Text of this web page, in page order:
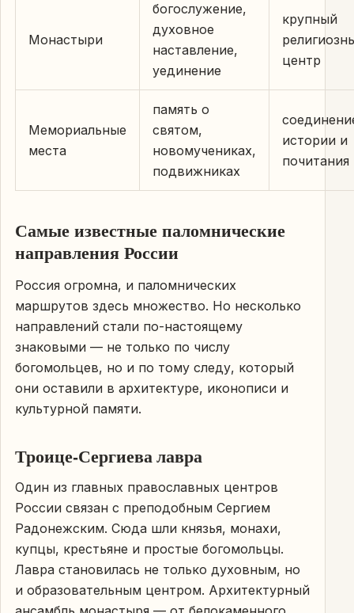
Монастыри
богослужение,
духовное
наставление,
уединение
крупный
центр
Мемориальные
места
память о
святом,
новомучениках,
подвижниках
истории и
почитания
Самые известные паломнические
направления России
Россия огромна, и паломнических
маршрутов здесь множество. Но несколько
направлений стали по-настоящему
знаковыми — не только по числу
богомольцев, но и по тому следу, который
они оставили в архитектуре, иконописи и
культурной памяти.
Троице-Сергиева лавра
Один из главных православных центров
России связан с преподобным Сергием
Радонежским. Сюда шли князья, монахи,
купцы, крестьяне и простые богомольцы.
Лавра становилась не только духовным, но
и образовательным центром. Архитектурный